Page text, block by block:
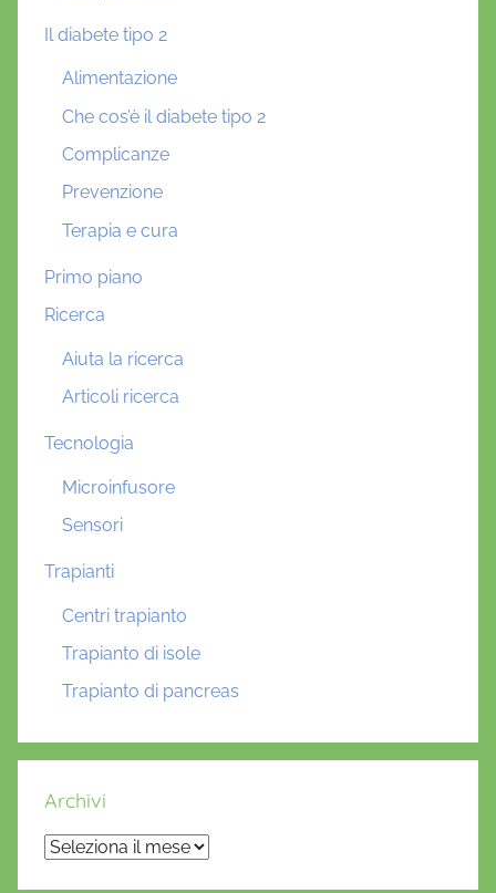
Il diabete tipo 2
Alimentazione
Che cos’è il diabete tipo 2
Complicanze
Prevenzione
Terapia e cura
Primo piano
Ricerca
Aiuta la ricerca
Articoli ricerca
Tecnologia
Microinfusore
Sensori
Trapianti
Centri trapianto
Trapianto di isole
Trapianto di pancreas
Archivi
Archivi